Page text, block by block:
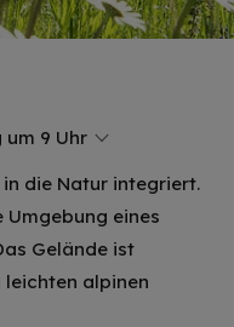
9 Uhr
die Natur integriert.
eines
Gelände ist
alpinen